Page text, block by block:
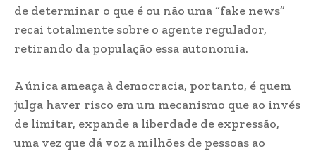
de determinar o que é ou não uma “fake news”
recai totalmente sobre o agente regulador,
retirando da população essa autonomia.
A única ameaça à democracia, portanto, é quem
julga haver risco em um mecanismo que ao invés
de limitar, expande a liberdade de expressão,
uma vez que dá voz a milhões de pessoas ao